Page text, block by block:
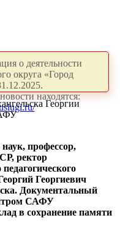
о деятельности
округа «Город
находятся:
Георгии
профессор,
ректор
Георгиевич
Документальный
САФУ
в сохранение памяти